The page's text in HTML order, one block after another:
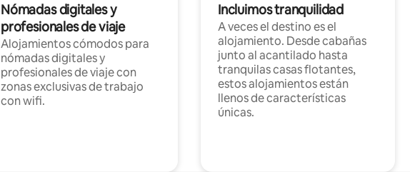
Nómadas digitales y
profesionales de viaje
Alojamientos cómodos para
nómadas digitales y
profesionales de viaje con
zonas exclusivas de trabajo
con wifi.
Incluimos tranquilidad
A veces el destino es el
alojamiento. Desde cabañas
junto al acantilado hasta
tranquilas casas flotantes,
estos alojamientos están
llenos de características
únicas.